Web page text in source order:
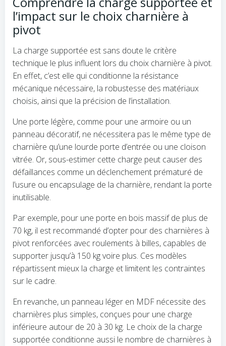
l’impact sur le choix charnière à
pivot
La charge supportée est sans doute le critère
technique le plus influent lors du choix charnière à pivot.
En effet, c’est elle qui conditionne la résistance
mécanique nécessaire, la robustesse des matériaux
choisis, ainsi que la précision de l’installation.
Une porte légère, comme pour une armoire ou un
panneau décoratif, ne nécessitera pas le même type de
charnière qu’une lourde porte d’entrée ou une cloison
vitrée. Or, sous-estimer cette charge peut causer des
défaillances comme un déclenchement prématuré de
l’usure ou encapsulage de la charnière, rendant la porte
inutilisable.
Par exemple, pour une porte en bois massif de plus de
70 kg, il est recommandé d’opter pour des charnières à
pivot renforcées avec roulements à billes, capables de
supporter jusqu’à 150 kg voire plus. Ces modèles
répartissent mieux la charge et limitent les contraintes
sur le cadre.
En revanche, un panneau léger en MDF nécessite des
charnières plus simples, conçues pour une charge
inférieure autour de 20 à 30 kg. Le choix de la charge
supportée conditionne aussi le nombre de charnières à